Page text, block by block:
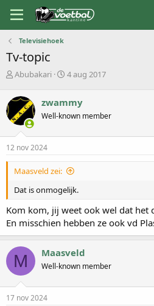
Televisiehoek
Tv-topic
O
d
r
w
e
r
s
a
t
e
r
Abubakari
S
r
t
a
m
4 aug 2017
zwammy
Well-known member
12 nov 2024
Maasveld zei:
Dat is onmogelijk.
Kom kom, jij weet ook wel dat het
En misschien hebben ze ook vd
M Maasveld
Well-known member
17 nov 2024